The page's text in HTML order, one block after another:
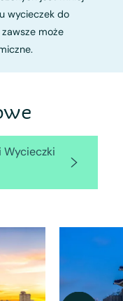
wycieczek do
może
Wycieczki